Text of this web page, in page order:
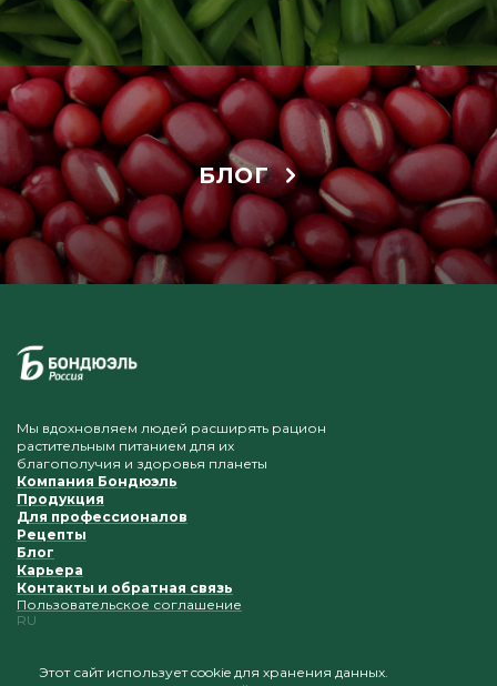
БЛОГ
Мы вдохновляем людей расширять рацион
растительным питанием для их
благополучия и здоровья планеты
Компания Бондюэль
Продукция
Для профессионалов
Рецепты
Блог
Карьера
Контакты и обратная связь
Пользовательское соглашение
RU
Этот сайт использует cookie для хранения данных.